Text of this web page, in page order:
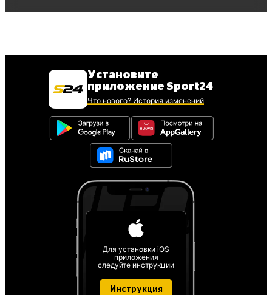
Установите
приложение Sport24
Что нового? История изменений
Для установки iOS
приложения
следуйте инструкции
Инструкция